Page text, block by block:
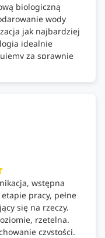
biologiczną
wody
jak najbardziej
idealnie
za sprawnie
Polecam!
wstępna
pracy, pełne
się na rzeczy.
rzetelna.
czystości.